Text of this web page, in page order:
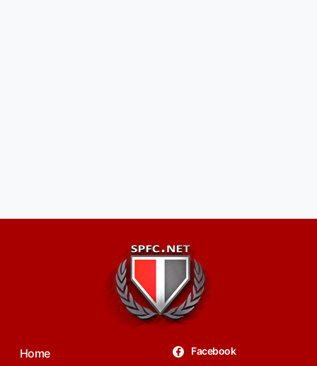
Home Facebook